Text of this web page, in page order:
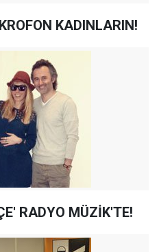
KADINLARIN!
RADYO MÜZİK'TE!